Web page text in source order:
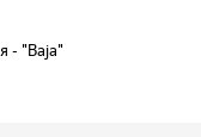
- "Baja"